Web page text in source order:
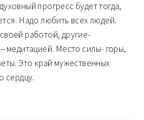
прогресс будет тогда,
Надо любить всех людей.
работой, другие-
медитацией. Место силы- горы,
Это край мужественных
сердцу.